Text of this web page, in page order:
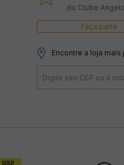
do Clube
Faça parte
Encontre a loja mais